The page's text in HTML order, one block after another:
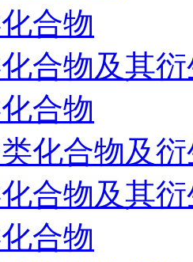
合物
合物及其
合物
化合物及
合物及其
合物